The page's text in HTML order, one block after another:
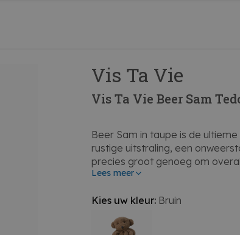
Vis Ta Vie
Vis Ta Vie Beer Sam
Beer Sam in taupe is de
rustige uitstraling, een
precies groot genoeg om
hem nu cadeau doet of zelf
• Formaat: 25 cm hoog
• Superzacht en knuffelbaar
• Neutrale taupekleur voor elke
Lees meer
Kies uw kleur: Bruin